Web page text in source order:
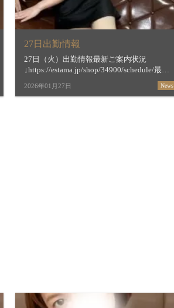
27日出勤情報
27日（火）出勤情報最新ご案内状況
↓https://estama.jp/shop/34900/schedule/最短
ご案内時間＆お店からの新着メッセージ
↓https://estama.jp/shop/34900/【すすき […]
2026年01月27日 News